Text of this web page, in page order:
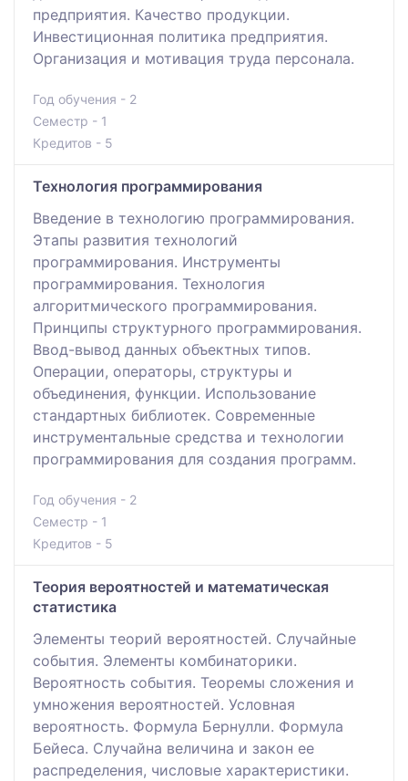
предприятия. Качество продукции.
Инвестиционная политика предприятия.
Организация и мотивация труда персонала.
Год обучения - 2
Семестр - 1
Кредитов - 5
Технология программирования
Введение в технологию программирования.
Этапы развития технологий
программирования. Инструменты
программирования. Технология
алгоритмического программирования.
Принципы структурного программирования.
Ввод-вывод данных объектных типов.
Операции, операторы, структуры и
объединения, функции. Использование
стандартных библиотек. Современные
инструментальные средства и технологии
программирования для создания программ.
Год обучения - 2
Семестр - 1
Кредитов - 5
Теория вероятностей и математическая
статистика
Элементы теорий вероятностей. Случайные
события. Элементы комбинаторики.
Вероятность события. Теоремы сложения и
умножения вероятностей. Условная
вероятность. Формула Бернулли. Формула
Бейеса. Случайна величина и закон ее
распределения, числовые характеристики.